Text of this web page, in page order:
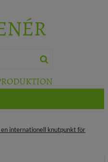
en internationell knutpunkt för